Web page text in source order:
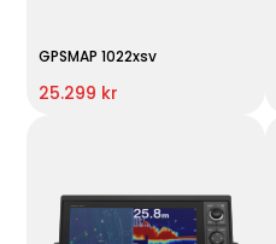
GPSMAP 1022xsv
25.299 kr